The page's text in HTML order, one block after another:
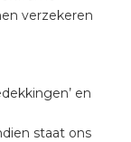
verzekeren
en
staat ons